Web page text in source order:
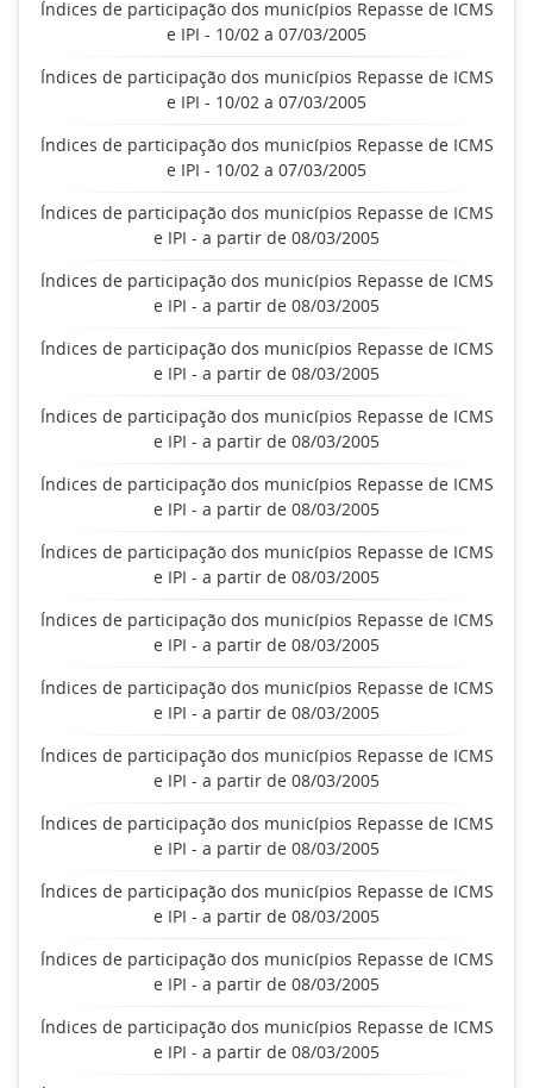
Índices de participação dos municípios Repasse de ICMS
e IPI - 10/02 a 07/03/2005
Índices de participação dos municípios Repasse de ICMS
e IPI - 10/02 a 07/03/2005
Índices de participação dos municípios Repasse de ICMS
e IPI - 10/02 a 07/03/2005
Índices de participação dos municípios Repasse de ICMS
e IPI - a partir de 08/03/2005
Índices de participação dos municípios Repasse de ICMS
e IPI - a partir de 08/03/2005
Índices de participação dos municípios Repasse de ICMS
e IPI - a partir de 08/03/2005
Índices de participação dos municípios Repasse de ICMS
e IPI - a partir de 08/03/2005
Índices de participação dos municípios Repasse de ICMS
e IPI - a partir de 08/03/2005
Índices de participação dos municípios Repasse de ICMS
e IPI - a partir de 08/03/2005
Índices de participação dos municípios Repasse de ICMS
e IPI - a partir de 08/03/2005
Índices de participação dos municípios Repasse de ICMS
e IPI - a partir de 08/03/2005
Índices de participação dos municípios Repasse de ICMS
e IPI - a partir de 08/03/2005
Índices de participação dos municípios Repasse de ICMS
e IPI - a partir de 08/03/2005
Índices de participação dos municípios Repasse de ICMS
e IPI - a partir de 08/03/2005
Índices de participação dos municípios Repasse de ICMS
e IPI - a partir de 08/03/2005
Índices de participação dos municípios Repasse de ICMS
e IPI - a partir de 08/03/2005